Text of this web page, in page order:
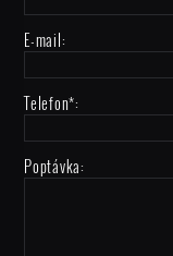
E-mail:
Telefon*:
Poptávka: